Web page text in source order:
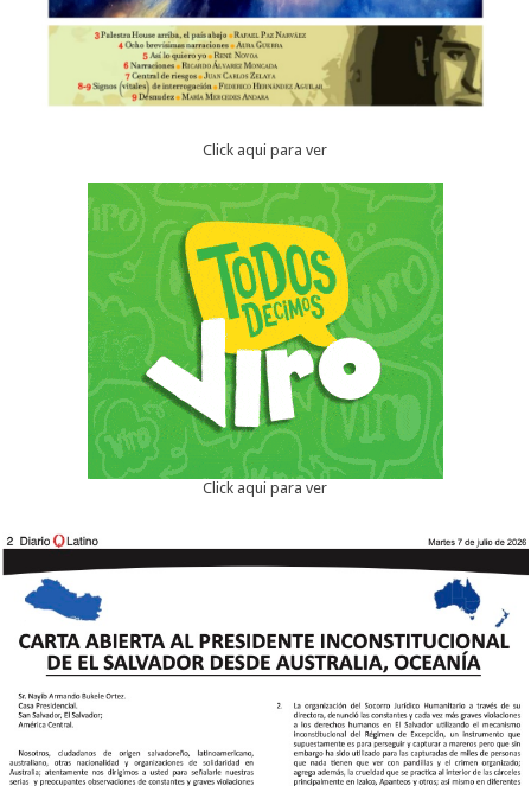
Click aqui para ver
Click aqui para ver